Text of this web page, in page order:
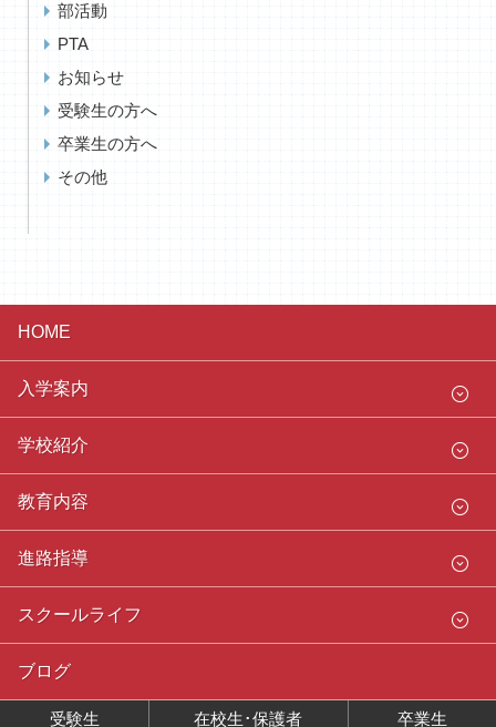
部活動
PTA
お知らせ
受験生の方へ
卒業生の方へ
その他
HOME
入学案内
学校紹介
教育内容
進路指導
スクールライフ
ブログ
受験生 在校生･保護者 卒業生